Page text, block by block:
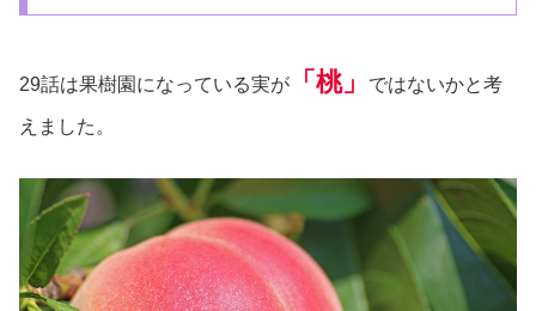
29話は果樹園になっている実が 「桃」 ではないかと考
えました。